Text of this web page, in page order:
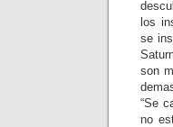
los
se
son
“Se
no